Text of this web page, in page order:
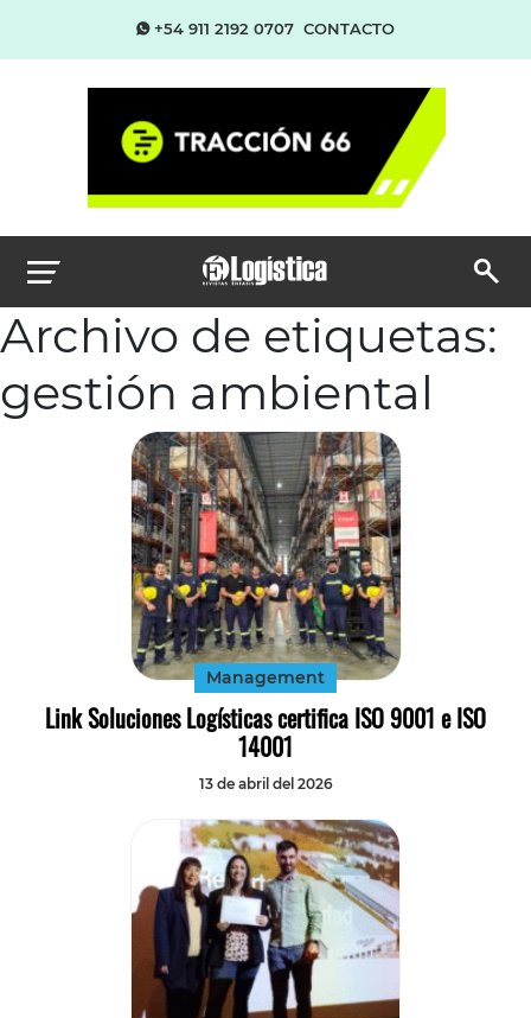
+54 911 2192 0707 CONTACTO
Archivo de etiquetas:
gestión ambiental
Management
Link Soluciones Logísticas certifica ISO 9001 e ISO
14001
13 de abril del 2026